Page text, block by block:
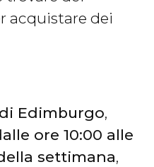
acquistare dei
Edimburgo,
ore 10:00 alle
settimana,